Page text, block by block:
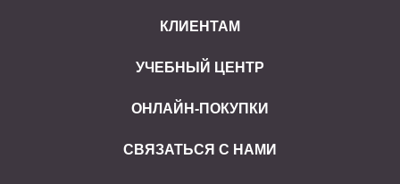
КЛИЕНТАМ
УЧЕБНЫЙ ЦЕНТР
ОНЛАЙН-ПОКУПКИ
СВЯЗАТЬСЯ С НАМИ